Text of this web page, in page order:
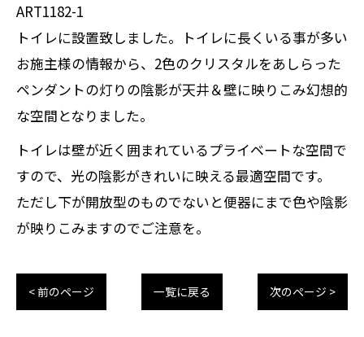
ART1182-1
トイレに設置致しました。トイレに長くいる事が多い
お施主様の情報から、2色のクリスタルをあしらった
ペンダントの灯りの陰影が天井＆壁に映りこみ幻想的
な空間となりました。
トイレは壁が近く囲まれているプライベートな空間で
すので、光の陰影がきれいに映える最適空間です。
ただし下が開放型のものでないと便器にまで色や陰影
が映りこみますのでご注意を。
< 前のページ 一覧に戻る 次のページ >